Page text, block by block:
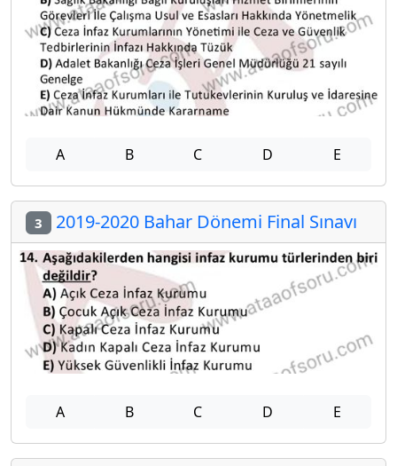
A B C D E
3 2019-2020 Bahar Dönemi Final Sınavı
A B C D E